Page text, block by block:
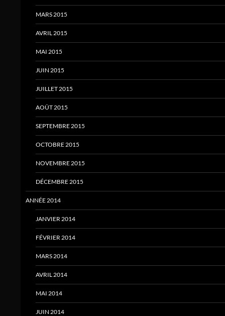
MARS 2015
AVRIL 2015
MAI 2015
JUIN 2015
JUILLET 2015
AOÛT 2015
SEPTEMBRE 2015
OCTOBRE 2015
NOVEMBRE 2015
DÉCEMBRE 2015
ANNÉE 2014
JANVIER 2014
FÉVRIER 2014
MARS 2014
AVRIL 2014
MAI 2014
JUIN 2014